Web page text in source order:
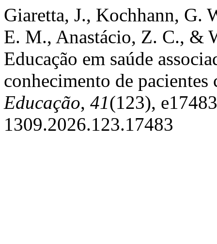
Giaretta, J., Kochhann, G.
E. M., Anastácio, Z. C., &
Educação em saúde
conhecimento de
Educação, 41(123),
1309.2026.123.17483